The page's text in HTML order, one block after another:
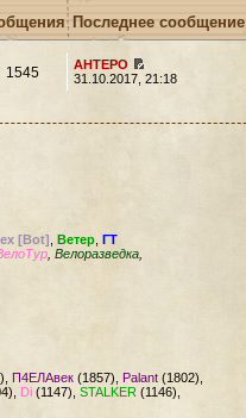
Последнее сообщение
1545
AHTEPO
31.10.2017, 21:18
[Bot] Ветер ГТ
Велоразведка
П4ЕЛАвек (1857), Palant (1802),
Di (1147), STALKER (1146),